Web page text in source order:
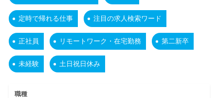
定時で帰れる仕事 注目の求人検索ワード
正社員 リモートワーク・在宅勤務 第二新卒
未経験 土日祝日休み
職種